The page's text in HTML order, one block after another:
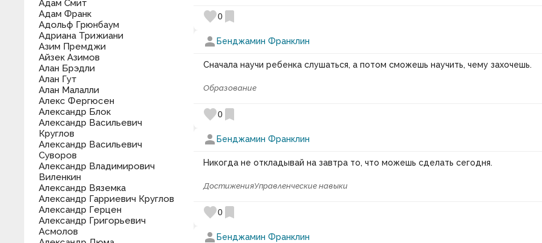
Адам Смит
Адам Франк
Адольф Грюнбаум
Адриана Трижиани
Азим Премджи
Айзек Азимов
Алан Брэдли
Алан Гут
Алан Малалли
Алекс Фергюсен
Александр Блок
Александр Васильевич
Круглов
Александр Васильевич
Суворов
Александр Владимирович
Виленкин
Александр Вяземка
Александр Гарриевич Круглов
Александр Герцен
Александр Григорьевич
Асмолов
favorite0 bookmark
person Бенджамин Франклин
Сначала научи ребенка слушаться, а потом сможешь научить, чему захочешь.
Образование
favorite0 bookmark
person Бенджамин Франклин
Никогда не откладывай на завтра то, что можешь сделать сегодня.
ДостиженияУправленческие навыки
favorite0 bookmark
person Бенджамин Франклин